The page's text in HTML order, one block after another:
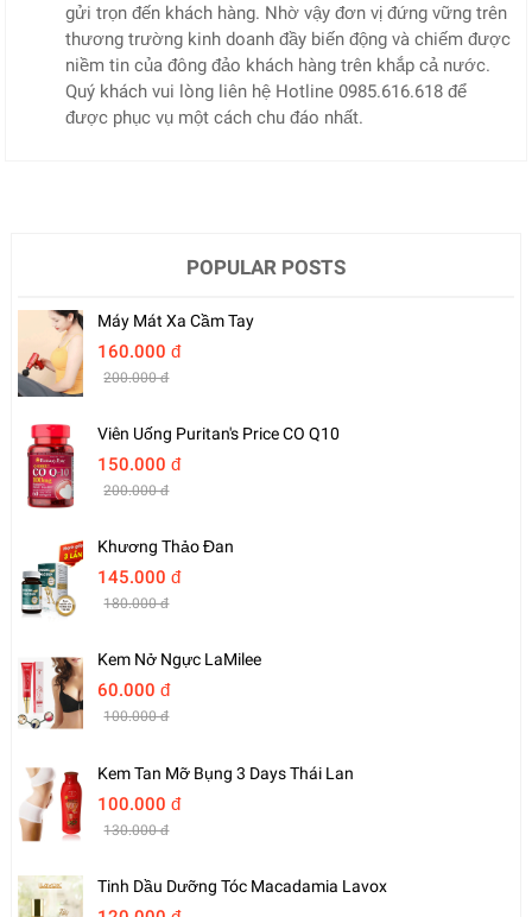
gửi trọn đến khách hàng. Nhờ vậy đơn vị đứng vững trên
thương trường kinh doanh đầy biến động và chiếm được
niềm tin của đông đảo khách hàng trên khắp cả nước.
Quý khách vui lòng liên hệ Hotline 0985.616.618 để
được phục vụ một cách chu đáo nhất.
POPULAR POSTS
Máy Mát Xa Cầm Tay
160.000 đ
200.000 đ
Viên Uống Puritan's Price CO Q10
150.000 đ
200.000 đ
Khương Thảo Đan
145.000 đ
180.000 đ
Kem Nở Ngực LaMilee
60.000 đ
100.000 đ
Kem Tan Mỡ Bụng 3 Days Thái Lan
100.000 đ
130.000 đ
Tinh Dầu Dưỡng Tóc Macadamia Lavox